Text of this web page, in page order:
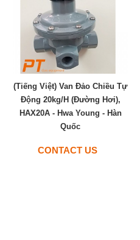
(Tiếng Việt) Van Đảo Chiều Tự
Động 20kg/h (Đường Hơi),
HAX20A - Hwa Young - Hàn
Quốc
CONTACT US